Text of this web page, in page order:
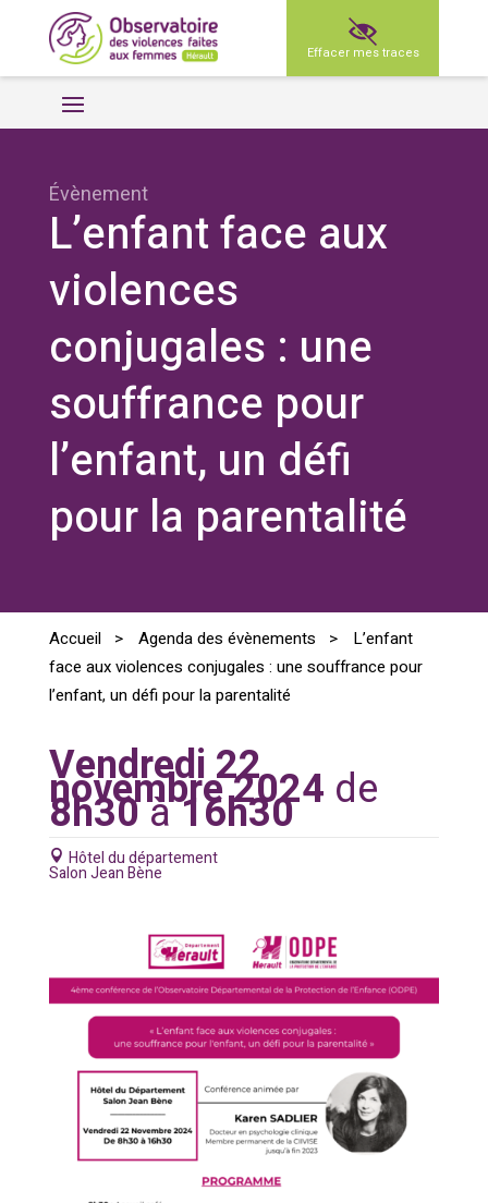
Effacer mes traces
Évènement
L’enfant face aux
violences
conjugales : une
souffrance pour
l’enfant, un défi
pour la parentalité
Accueil > Agenda des évènements >
L’enfant
face aux violences conjugales : une souffrance pour
l’enfant, un défi pour la parentalité
Vendredi 22
novembre 2024 de
8h30à16h30
Hôtel du département
Salon Jean Bène